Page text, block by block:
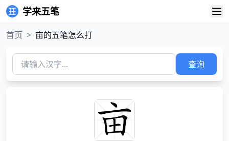
学来五笔
首页 > 亩的五笔怎么打
查询